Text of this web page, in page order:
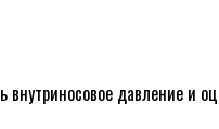
давление и